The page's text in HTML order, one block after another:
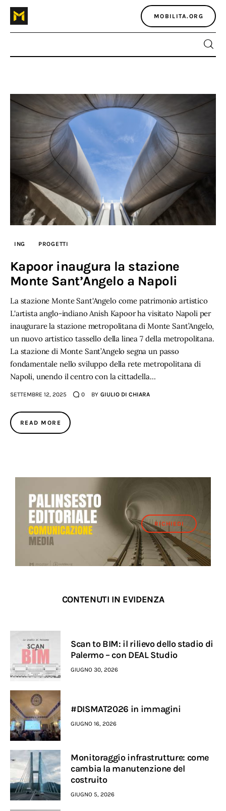
MOBILITA.ORG
Home
Atlante dei masters
Argomenti
Agenzia e media
Contatti
ING PROGETTI
Kapoor inaugura la stazione
Monte Sant’Angelo a Napoli
La stazione Monte Sant'Angelo come patrimonio artistico
L'artista anglo-indiano Anish Kapoor ha visitato Napoli per
inaugurare la stazione metropolitana di Monte Sant’Angelo,
un nuovo artistico tassello della linea 7 della metropolitana.
La stazione di Monte Sant’Angelo segna un passo
fondamentale nello sviluppo della rete metropolitana di
Napoli, unendo il centro con la cittadella…
SETTEMBRE 12, 2025 0 BY GIULIO DI CHIARA
READ MORE
RICHIEDI
CONTENUTI IN EVIDENZA
Scan to BIM: il rilievo dello stadio di
Palermo – con DEAL Studio
GIUGNO 30, 2026
#DISMAT2026 in immagini
GIUGNO 16, 2026
Monitoraggio infrastrutture: come
cambia la manutenzione del
costruito
GIUGNO 5, 2026